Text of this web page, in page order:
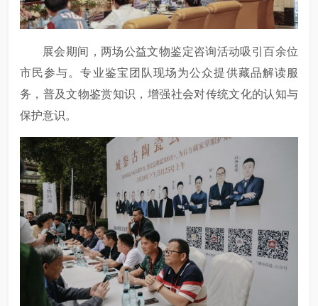
展会期间，两场公益文物鉴定咨询活动吸引百余位
市民参与。专业鉴宝团队现场为公众提供藏品解读服
务，普及文物鉴赏知识，增强社会对传统文化的认知与
保护意识。